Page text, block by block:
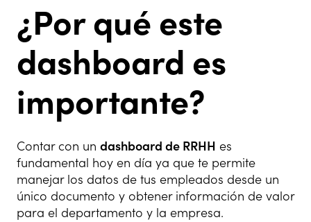
¿Por qué este
dashboard es
importante?
Contar con un dashboard de RRHH es
fundamental hoy en día ya que te permite
manejar los datos de tus empleados desde un
único documento y obtener información de valor
para el departamento y la empresa.